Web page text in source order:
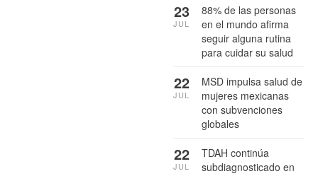
88% de las personas
en el mundo afirma
seguir alguna rutina
para cuidar su salud
23
JUL
MSD impulsa salud de
mujeres mexicanas
con subvenciones
globales
22
JUL
TDAH continúa
subdiagnosticado en
22
JUL